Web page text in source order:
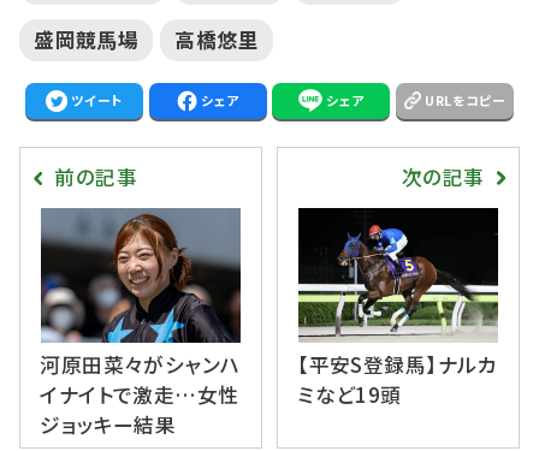
盛岡競馬場
高橋悠里
ツイート シェア シェア URLをコピー
前の記事
河原田菜々がシャンハ
イナイトで激走…女性
ジョッキー結果
次の記事
【平安S登録馬】ナルカ
ミなど19頭